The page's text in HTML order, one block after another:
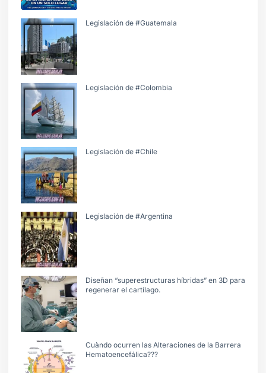
Legislación de #Guatemala
Legislación de #Colombia
Legislación de #Chile
Legislación de #Argentina
Diseñan “superestructuras híbridas” en 3D para
regenerar el cartílago.
Cuàndo ocurren las Alteraciones de la Barrera
Hematoencefálica???